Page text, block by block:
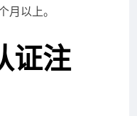
月以上。
证注